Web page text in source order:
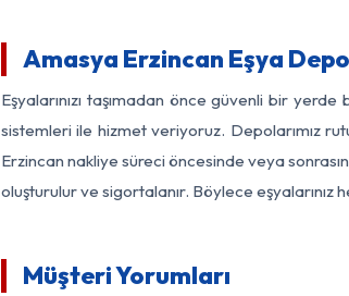
Amasya Erzincan Eşya
Eşyalarınızı taşımadan önce güvenli bir
sistemleri ile hizmet veriyoruz. Depolarımız
Erzincan nakliye süreci öncesinde veya
oluşturulur ve sigortalanır. Böylece eşyalarınız
Müşteri Yorumları